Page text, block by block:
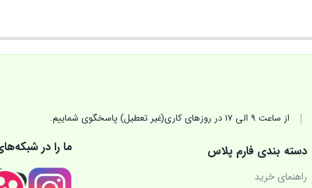
از ساعت 9 الی 17 در روزهای کاری(غیر تعطیل) پاسخگوی شماییم.
دسته بندی فارم پلاس
راهنمای خرید
ما را در